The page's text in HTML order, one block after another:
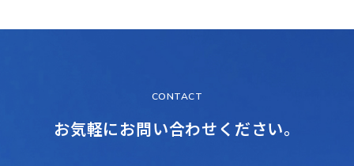
CONTACT
お気軽にお問い合わせください。